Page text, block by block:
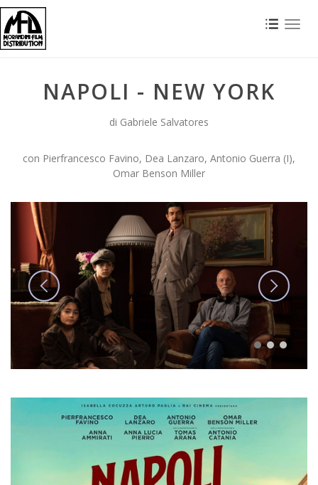
NAPOLI - NEW YORK
di Gabriele Salvatores
con Pierfrancesco Favino, Dea Lanzaro, Antonio Guerra (I),
Omar Benson Miller